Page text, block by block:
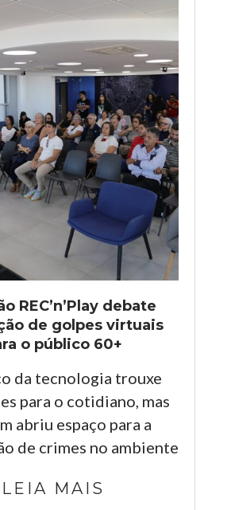
REC’n’Play debate
de golpes virtuais
o público 60+
da tecnologia trouxe
para o cotidiano, mas
abriu espaço para a
de crimes no ambiente
LEIA MAIS